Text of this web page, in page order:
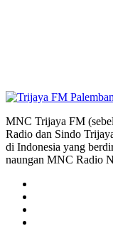
MNC Trijaya FM
Radio dan Sindo
di Indonesia yang
naungan MNC Radio